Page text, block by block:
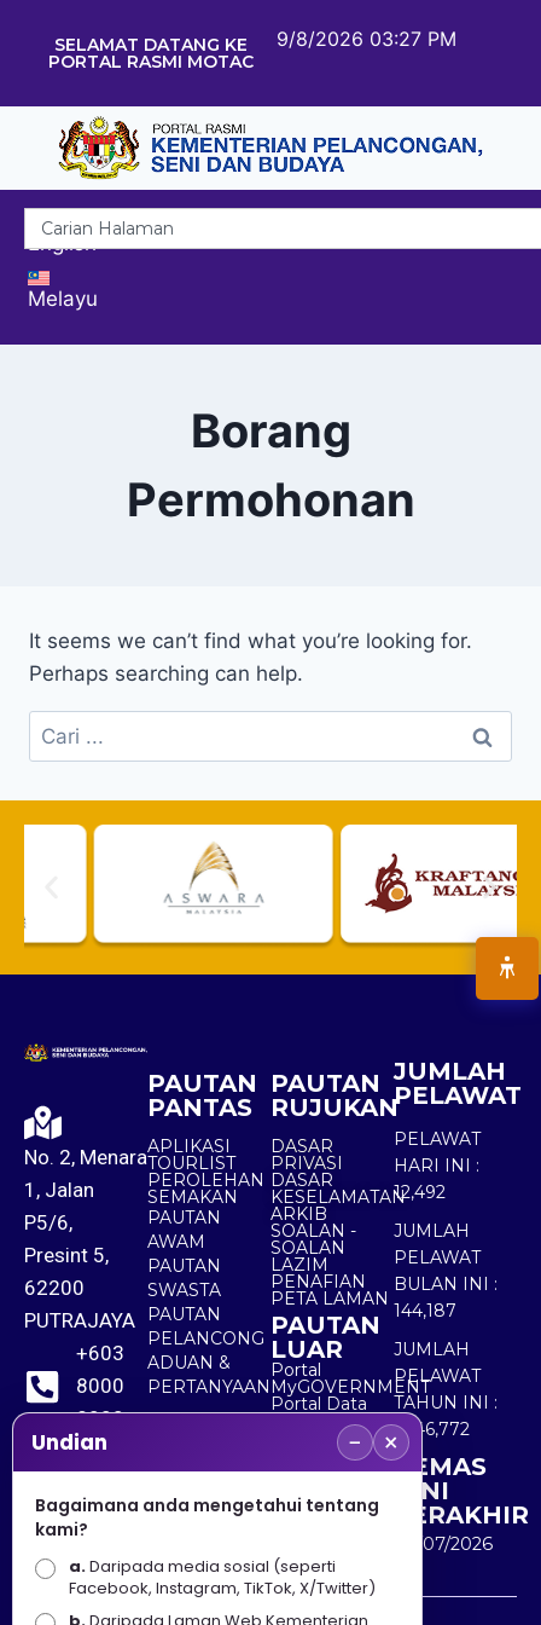
SELAMAT DATANG KE
PORTAL RASMI MOTAC
9/8/2026 03:27 PM
English
Melayu
Borang
Permohonan
It seems we can’t find what you’re looking for.
Perhaps searching can help.
No. 2, Menara
1, Jalan
P5/6,
Presint 5,
62200
PUTRAJAYA
+603
8000
8000
+603
8891
7100
PAUTAN
PANTAS
APLIKASI
TOURLIST
PEROLEHAN
SEMAKAN
PAUTAN
AWAM
PAUTAN
SWASTA
PAUTAN
PELANCONG
ADUAN &
PERTANYAAN
PAUTAN
RUJUKAN
DASAR
PRIVASI
DASAR
KESELAMATAN
ARKIB
SOALAN -
SOALAN
LAZIM
PENAFIAN
PETA LAMAN
PAUTAN
LUAR
Portal
MyGOVERNMENT
Portal Data
Sektor Awam
JUMLAH
PELAWAT
PELAWAT
HARI INI :
12,492
JUMLAH
PELAWAT
BULAN INI :
144,187
JUMLAH
PELAWAT
TAHUN INI :
5,546,772
KEMAS
KINI
TERAKHIR
30/07/2026
Undian − ×
Bagaimana anda mengetahui tentang
kami?
a.Daripada media sosial (seperti
Facebook, Instagram, TikTok, X/Twitter)